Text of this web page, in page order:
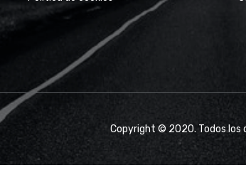
Copyright © 2020. Todos los